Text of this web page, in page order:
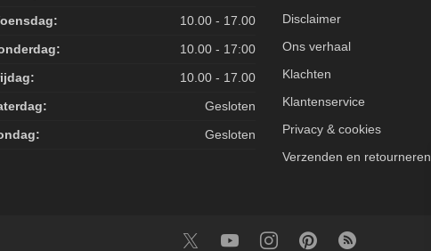
10.00 - 17.00
10.00 - 17:00
10.00 - 17.00
Gesloten
Gesloten
Disclaimer
Ons verhaal
Klachten
Klantenservice
Privacy & cookies
Verzenden en retourneren